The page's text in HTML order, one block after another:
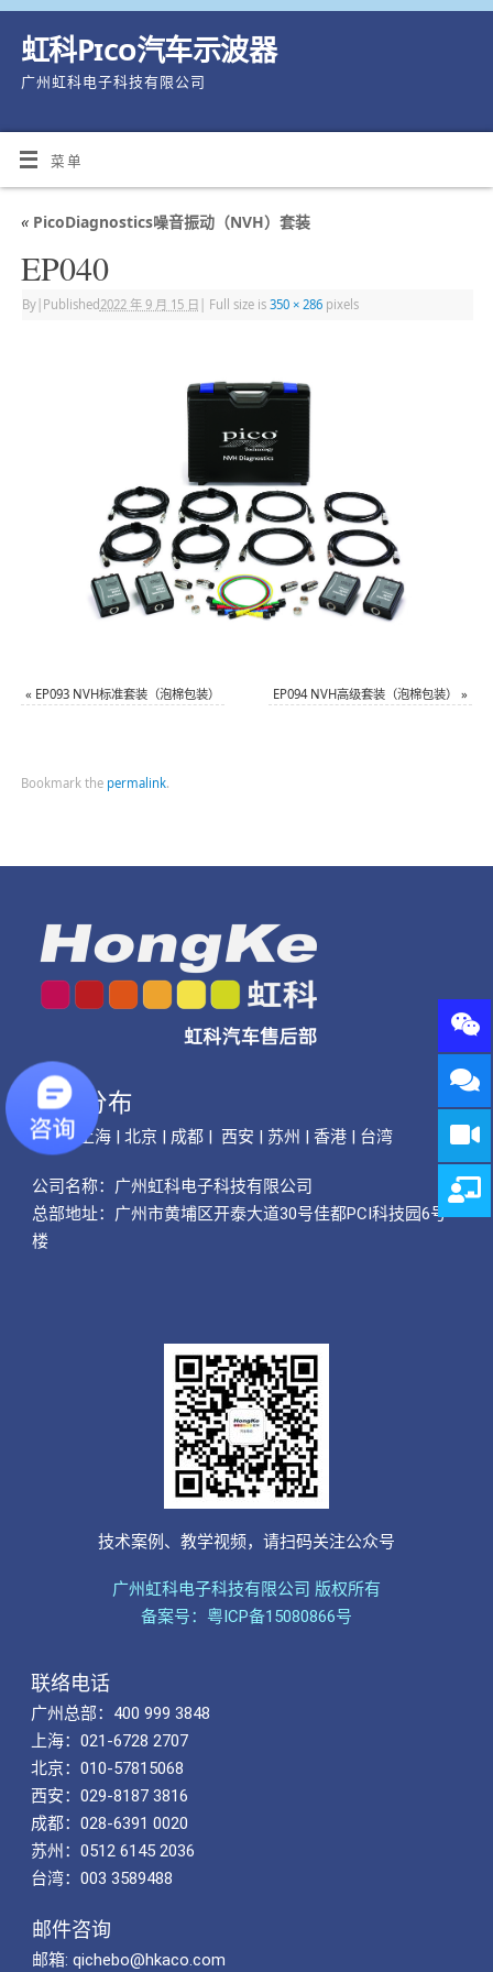
虹科Pico汽车示波器
广州虹科电子科技有限公司
菜单
«PicoDiagnostics噪音振动（NVH）套装
EP040
By| Published 2022 年 9 月 15 日 Full size is 350 × 286pixels
« EP093 NVH标准套装（泡棉包装） EP094 NVH高级套装（泡棉包装） »
Bookmark the permalink.
公司分布
广州 | 上海 | 北京 | 成都 | 西安 | 苏州 | 香港 | 台湾
公司名称： 广州虹科电子科技有限公司
总部地址：广州市黄埔区开泰大道30号佳都PCI科技园6号
楼
技术案例、教学视频，请扫码关注公众号
广州虹科电子科技有限公司 版权所有
备案号：粤ICP备15080866号
联络电话
广州总部：400 999 3848
上海：021-6728 2707
北京：010-57815068
西安：029-8187 3816
成都：028-6391 0020
苏州：0512 6145 2036
台湾：003 3589488
邮件咨询
邮箱: qichebo@hkaco.com